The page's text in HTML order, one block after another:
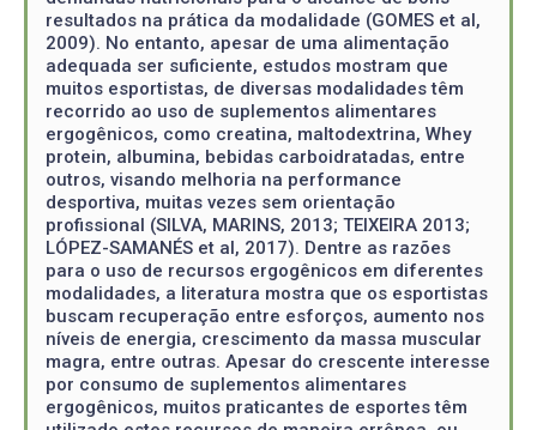
resultados na prática da modalidade (GOMES et al,
2009). No entanto, apesar de uma alimentação
adequada ser suficiente, estudos mostram que
muitos esportistas, de diversas modalidades têm
recorrido ao uso de suplementos alimentares
ergogênicos, como creatina, maltodextrina, Whey
protein, albumina, bebidas carboidratadas, entre
outros, visando melhoria na performance
desportiva, muitas vezes sem orientação
profissional (SILVA, MARINS, 2013; TEIXEIRA 2013;
LÓPEZ-SAMANÉS et al, 2017). Dentre as razões
para o uso de recursos ergogênicos em diferentes
modalidades, a literatura mostra que os esportistas
buscam recuperação entre esforços, aumento nos
níveis de energia, crescimento da massa muscular
magra, entre outras. Apesar do crescente interesse
por consumo de suplementos alimentares
ergogênicos, muitos praticantes de esportes têm